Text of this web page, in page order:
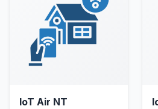
IoT Air NT